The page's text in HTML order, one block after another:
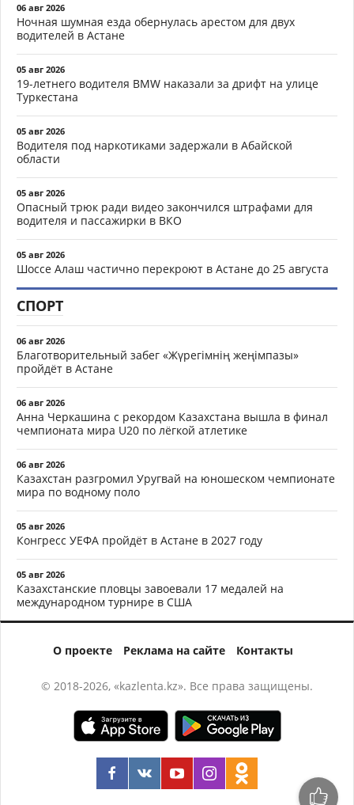
06 авг 2026
Ночная шумная езда обернулась арестом для двух
водителей в Астане
05 авг 2026
19-летнего водителя BMW наказали за дрифт на улице
Туркестана
05 авг 2026
Водителя под наркотиками задержали в Абайской
области
05 авг 2026
Опасный трюк ради видео закончился штрафами для
водителя и пассажирки в ВКО
05 авг 2026
Шоссе Алаш частично перекроют в Астане до 25 августа
СПОРТ
06 авг 2026
Благотворительный забег «Жүрегімнің жеңімпазы»
пройдёт в Астане
06 авг 2026
Анна Черкашина с рекордом Казахстана вышла в финал
чемпионата мира U20 по лёгкой атлетике
06 авг 2026
Казахстан разгромил Уругвай на юношеском чемпионате
мира по водному поло
05 авг 2026
Конгресс УЕФА пройдёт в Астане в 2027 году
05 авг 2026
Казахстанские пловцы завоевали 17 медалей на
международном турнире в США
О проекте Реклама на сайте Контакты
© 2018-2026, «kazlenta.kz». Все права защищены.